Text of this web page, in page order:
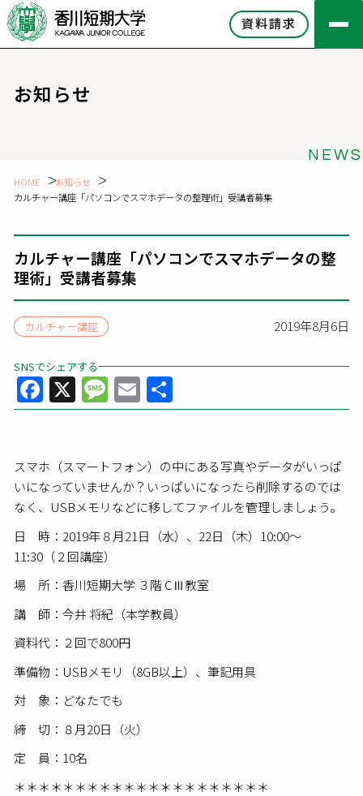
資料請求
お知らせ
NEWS
HOME
お知らせ
カルチャー講座「パソコンでスマホデータの整理術」受講者募集
カルチャー講座「パソコンでスマホデータの整
理術」受講者募集
カルチャー講座 2019年8月6日
SNSでシェアする
Facebook
X Message
Email
有
スマホ（スマートフォン）の中にある写真やデータがいっぱ
いになっていませんか？いっぱいになったら削除するのでは
なく、USBメモリなどに移してファイルを管理しましょう。
日 時：2019年８月21日（水）、22日（木）10:00～
11:30（２回講座）
場 所：香川短期大学 ３階 CⅢ教室
講 師：今井 将紀（本学教員）
資料代：２回で800円
準備物：USBメモリ（8GB以上）、筆記用具
対 象：どなたでも
締 切：８月20日（火）
定 員：10名
＊＊＊＊＊＊＊＊＊＊＊＊＊＊＊＊＊＊＊＊＊